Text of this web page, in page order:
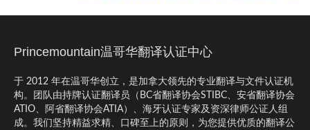
Princemountain温哥华翻译认证中心
于 2012 年在温哥华创立，是加拿大领先的专业翻译与文件认证机
构。团队由持牌认证翻译员（BC省翻译协会STIBC、安省翻译协会
ATIO、阿省翻译协会ATIA）、海牙认证专家及资深律师公证人组
成。我们坚持精益求精、口碑至上的原则，为您提供优质的翻译公